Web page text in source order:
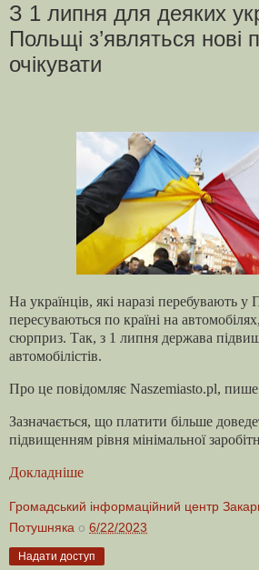
З 1 липня для деяких
Польщі з’являться нові
очікувати
На українців, які наразі перебувають у
пересуваються по країні на
сюрприз. Так, з 1 липня держава
автомобілістів.
Про це повідомляє Naszemiasto.pl, пише
Зазначається, що платити більше
підвищенням рівня мінімальної
Докладніше
Громадський інформаційний центр
Потушняка о 6/22/2023
Надати доступ